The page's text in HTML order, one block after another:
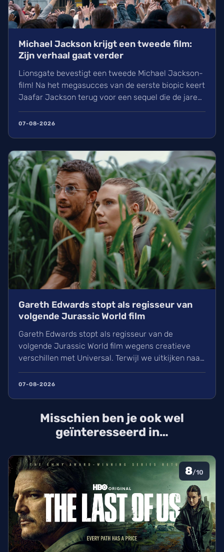
Michael Jackson krijgt een tweede film:
Zijn verhaal gaat verder
Lionsgate bevestigt een tweede Michael Jackson-
film! Na het megasucces van de eerste biopic keert
Jaafar Jackson terug voor een sequel die de jaren
90 belicht. Regisseur Antoine Fuqua heeft blijkbaar
al 30% van de film opgenomen. Wij kunnen de
07-08-2026
Gareth Edwards stopt als regisseur van
volgende Jurassic World film
Gareth Edwards stopt als regisseur van de
volgende Jurassic World film wegens creatieve
verschillen met Universal. Terwijl we uitkijken naar
een nieuwe leider voor de film van 2027 gestart.
07-08-2026
Misschien ben je ook wel
geïnteresseerd in…
8/10